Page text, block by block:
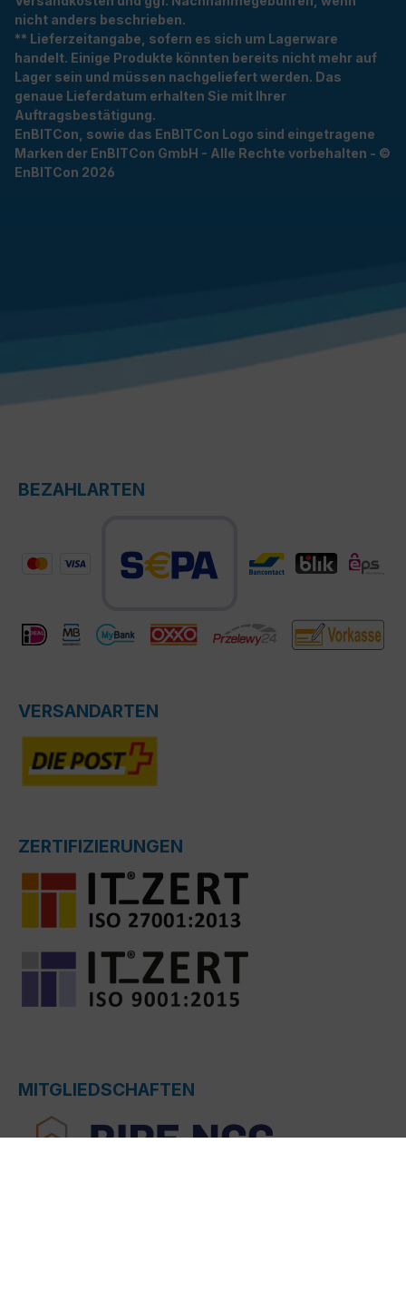
nicht anders beschrieben.
** Lieferzeitangabe, sofern es sich um Lagerware
handelt. Einige Produkte könnten bereits nicht mehr auf
Lager sein und müssen nachgeliefert werden. Das
genaue Lieferdatum erhalten Sie mit Ihrer
Auftragsbestätigung.
EnBITCon, sowie das EnBITCon Logo sind eingetragene
Marken der EnBITCon GmbH - Alle Rechte vorbehalten - ©
EnBITCon 2026
BEZAHLARTEN
VERSANDARTEN
ZERTIFIZIERUNGEN
MITGLIEDSCHAFTEN